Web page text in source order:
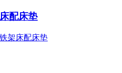
配床垫